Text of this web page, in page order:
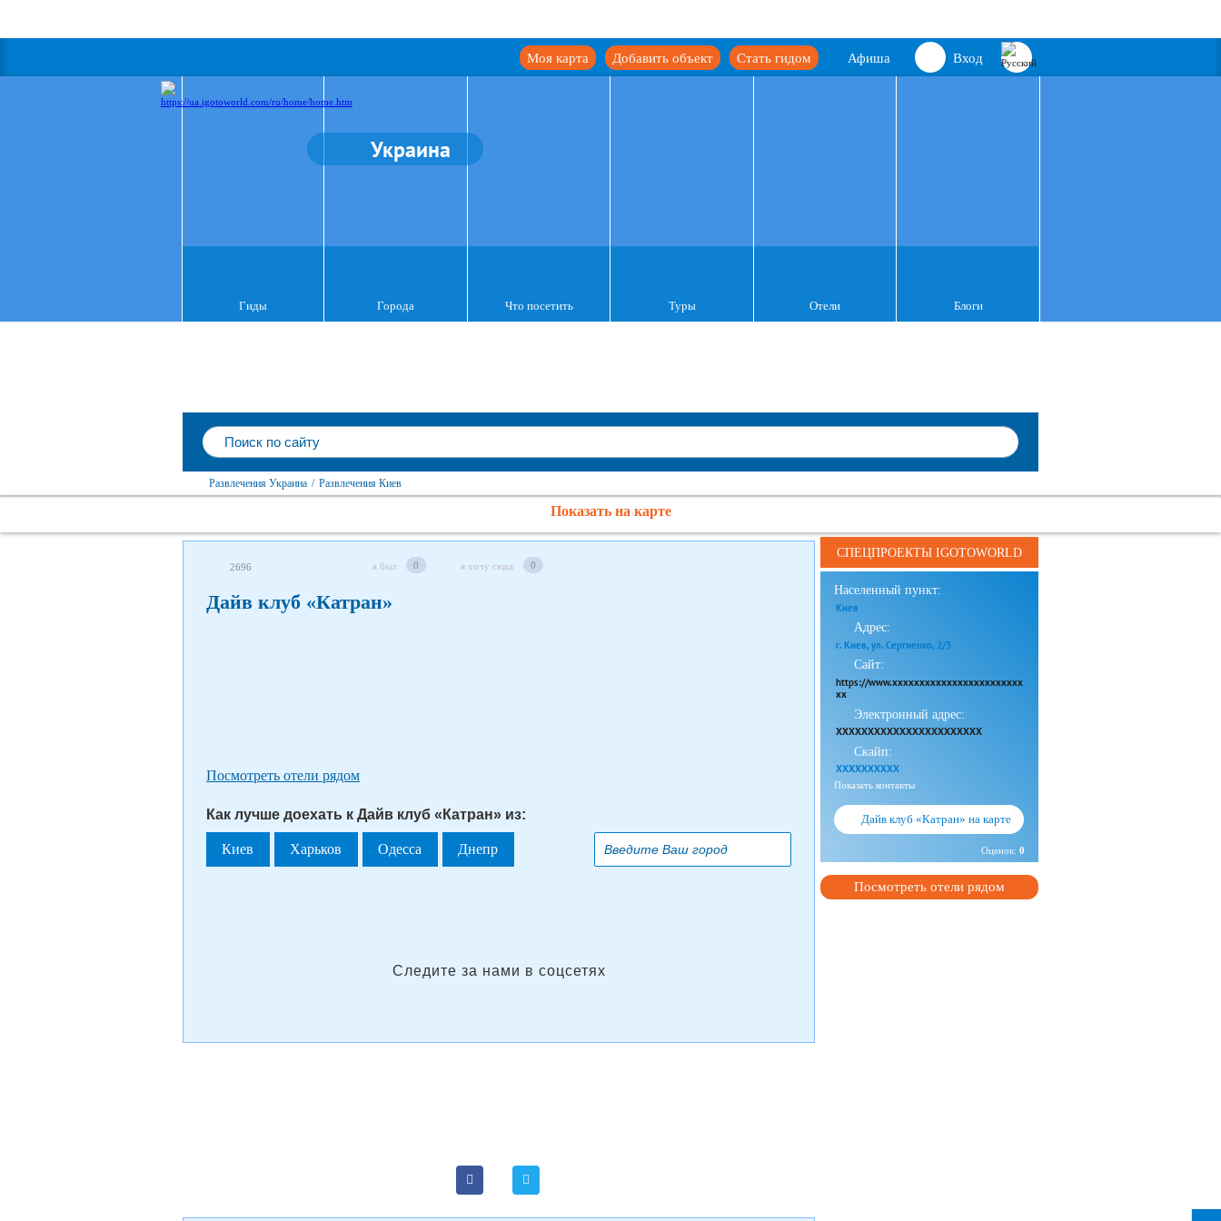
Вход
Афиша
Стать гидом
Добавить объект
Моя карта
Украина
Гиды Города Что посетить Туры Отели Блоги
Развлечения Украина / Развлечения Киев
Показать на карте
2696 я был 0 я хочу сюда 0
Дайв клуб «Катран»
Посмотреть отели рядом
Как лучше доехать к Дайв клуб «Катран» из:
Киев Харьков Одесса Днепр
Следите за нами в соцсетях
СПЕЦПРОЕКТЫ IGOTOWORLD
Населенный пункт:
Киев
Адрес:
г. Киев, ул. Сергиенко, 2/3
Сайт:
https://www.xxxxxxxxxxxxxxxxxxxxxxxx
xx
Электронный адрес:
XXXXXXXXXXXXXXXXXXXXXXX
Скайп:
XXXXXXXXXX
Показать контакты
Дайв клуб «Катран» на карте
Оценок: 0
Посмотреть отели рядом